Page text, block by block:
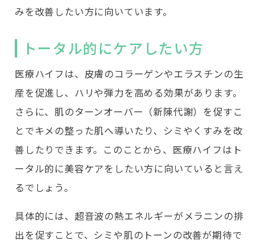
みを改善したい方に向いています。
トータル的にケアしたい方
医療ハイフは、皮膚のコラーゲンやエラスチンの生
産を促進し、ハリや弾力を高める効果があります。
さらに、肌のターンオーバー（新陳代謝）を促すこ
とでキメの整った肌へ導いたり、シミやくすみを改
善したりできます。このことから、医療ハイフはト
ータル的に美容ケアをしたい方に向いていると言え
るでしょう。
具体的には、超音波の熱エネルギーがメラニンの排
出を促すことで、シミや肌のトーンの改善が期待で